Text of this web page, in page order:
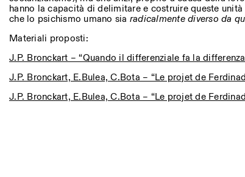
hanno la capacità di delimitare e costruire queste
che lo psichismo umano sia radicalmente diverso da
Materiali proposti:
J.P. Bronckart – “Quando il differenziale fa la
J.P. Bronckart, E.Bulea, C.Bota – “Le projet de
J.P. Bronckart, E.Bulea, C.Bota – “Le projet de